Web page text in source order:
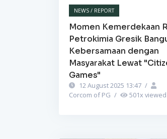
NEWS / REPORT
Momen Kemerdekaan
Petrokimia Gresik
Kebersamaan dengan
Masyarakat Lewat
Games"
12 August 2025 13:47 /
Corcom of PG / 501x viewed